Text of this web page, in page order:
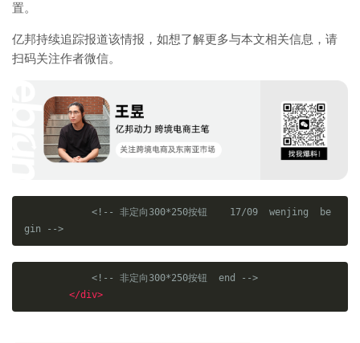
置。
亿邦持续追踪报道该情报，如想了解更多与本文相关信息，请
扫码关注作者微信。
<!-- 非定向300*250按钮    17/09  wenjing  be
gin -->
<!-- 非定向300*250按钮  end -->
</div>